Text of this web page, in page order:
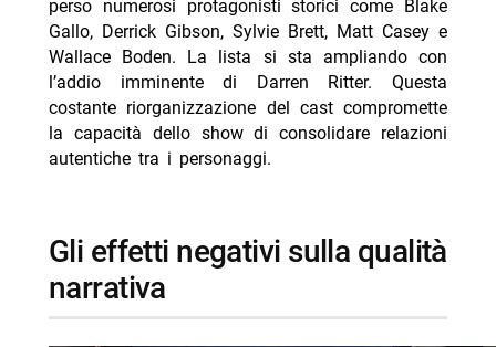
perso numerosi protagonisti storici come Blake
Gallo, Derrick Gibson, Sylvie Brett, Matt Casey e
Wallace Boden. La lista si sta ampliando con
l’addio imminente di Darren Ritter. Questa
costante riorganizzazione del cast compromette
la capacità dello show di consolidare relazioni
autentiche tra i personaggi.
gli effetti negativi sulla qualità
narrativa